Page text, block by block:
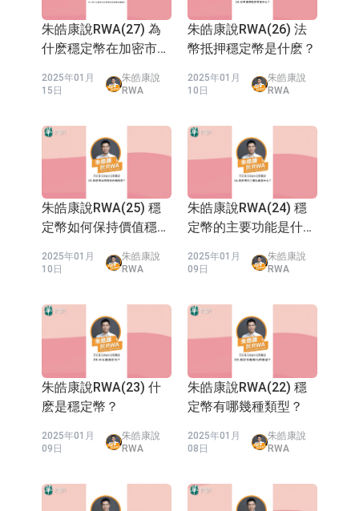
(08611.HK)跌21.43%，天瑞汽車内飾
(06162.HK)跌18.44%
【異動股】港股漲幅榜前十，佳明集
團控股(01271.HK)漲+78.22%，拿森
Ensemble和數碼港元項目，給
央行數字貨幣、穩定幣和證券型
代幣STO相關監管部門建言獻
策。
Mr. Thomas Zhu is Head of
at China Asset Management
(Hong Kong) where he is
responsible for cryptocurrency
spot ETFs, tokenization of real
world assets, stablecoin
treasury management, and
central bank digital currency
serving as a member of
judge for Incubation Fund at
Cyberport. Previously, he
worked as an Executive
Director in the Securities
Division at Goldman Sachs in
New York, Boston, and Hong
Kong, where he completed
deals for various companies.
Mr. Zhu also independently
funds. Since 2022, he has been
pursuing a Doctor Degree in
朱皓康說RWA(27) 為
什麽穩定幣在加密市場
2025年01月
15日
朱皓康說
RWA
朱皓康說RWA(26) 法
幣抵押穩定幣是什麽？
2025年01月
10日
朱皓康說
RWA
朱皓康說RWA(25) 穩
定幣如何保持價值穩
2025年01月
10日
朱皓康說
RWA
朱皓康說RWA(24) 穩
定幣的主要功能是什
2025年01月
09日
朱皓康說
RWA
朱皓康說RWA(23) 什
麽是穩定幣？
2025年01月
09日
朱皓康說
RWA
朱皓康說RWA(22) 穩
定幣有哪幾種類型？
2025年01月
08日
朱皓康說
RWA